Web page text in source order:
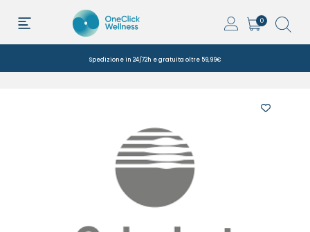
0
Spedizione in 24/72h e gratuita oltre 59,99€